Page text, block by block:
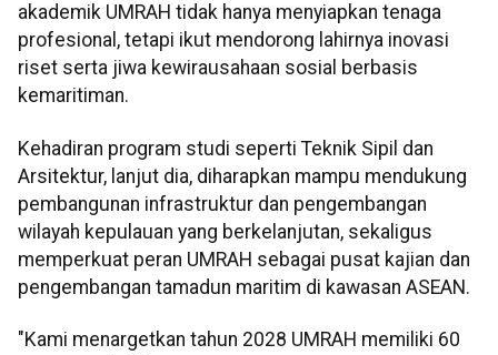
akademik UMRAH tidak hanya menyiapkan tenaga
profesional, tetapi ikut mendorong lahirnya inovasi
riset serta jiwa kewirausahaan sosial berbasis
kemaritiman.
Kehadiran program studi seperti Teknik Sipil dan
Arsitektur, lanjut dia, diharapkan mampu mendukung
pembangunan infrastruktur dan pengembangan
wilayah kepulauan yang berkelanjutan, sekaligus
memperkuat peran UMRAH sebagai pusat kajian dan
pengembangan tamadun maritim di kawasan ASEAN.
"Kami menargetkan tahun 2028 UMRAH memiliki 60